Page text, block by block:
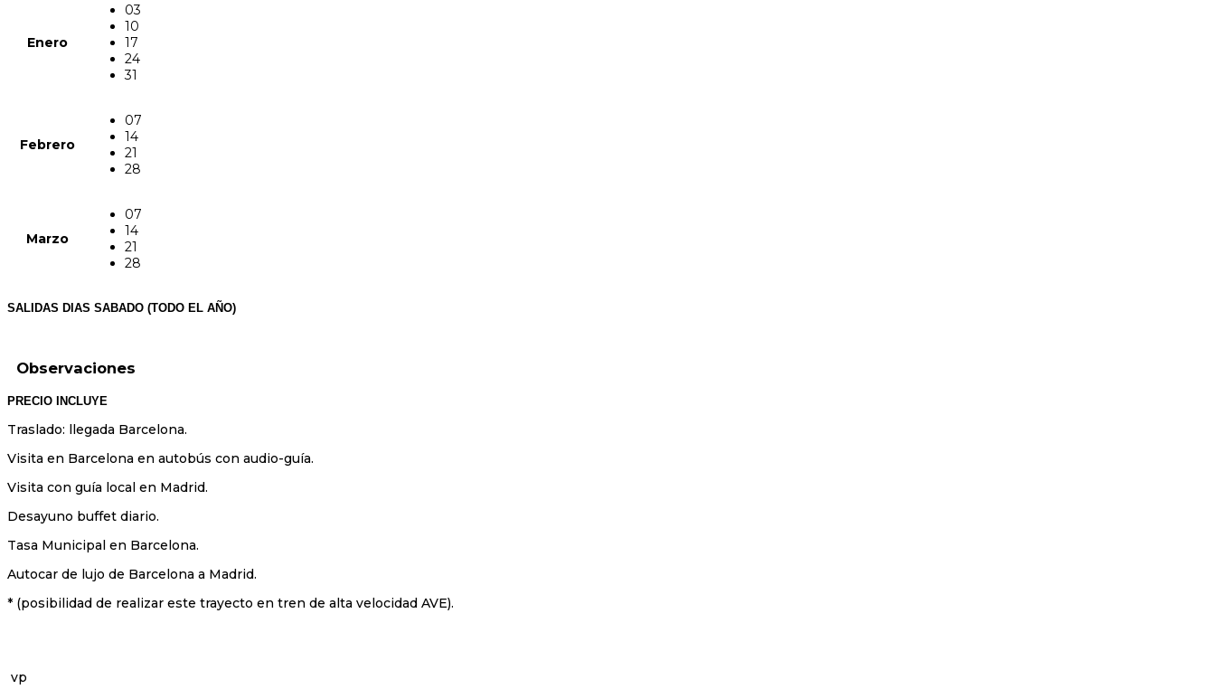
Enero
03
10
17
24
31
Febrero
07
14
21
28
Marzo
07
14
21
28
SALIDAS DIAS SABADO (TODO EL AÑO)
Observaciones
PRECIO INCLUYE
Traslado: llegada Barcelona.
Visita en Barcelona en autobús con audio-guía.
Visita con guía local en Madrid.
Desayuno buffet diario.
Tasa Municipal en Barcelona.
Autocar de lujo de Barcelona a Madrid.
* (posibilidad de realizar este trayecto en tren de alta velocidad AVE).
vp